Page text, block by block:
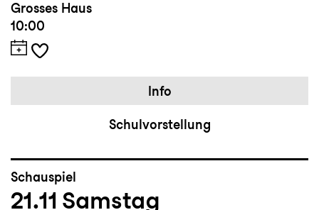
Grosses Haus
10:00
Info
Schulvorstellung
Schauspiel
21.11 Samstag